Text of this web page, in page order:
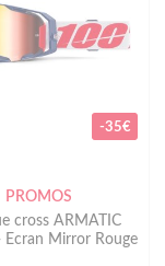
-35€
PROMOS
cross ARMATIC
Ecran Mirror Rouge